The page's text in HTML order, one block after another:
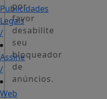
Publicidades
Legais
/
Assine
/
Web
por
favor
desabilite
seu
bloqueador
de
anúncios.